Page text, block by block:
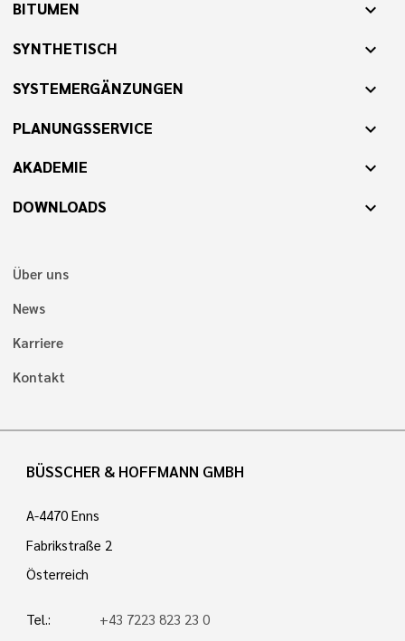
BITUMEN expand_more
SYNTHETISCH expand_more
SYSTEMERGÄNZUNGEN expand_more
PLANUNGSSERVICE expand_more
AKADEMIE expand_more
DOWNLOADS expand_more
Über uns
News
Karriere
Kontakt
BÜSSCHER & HOFFMANN GMBH
A-4470 Enns
Fabrikstraße 2
Österreich
Tel.:
+43 7223 823 23 0